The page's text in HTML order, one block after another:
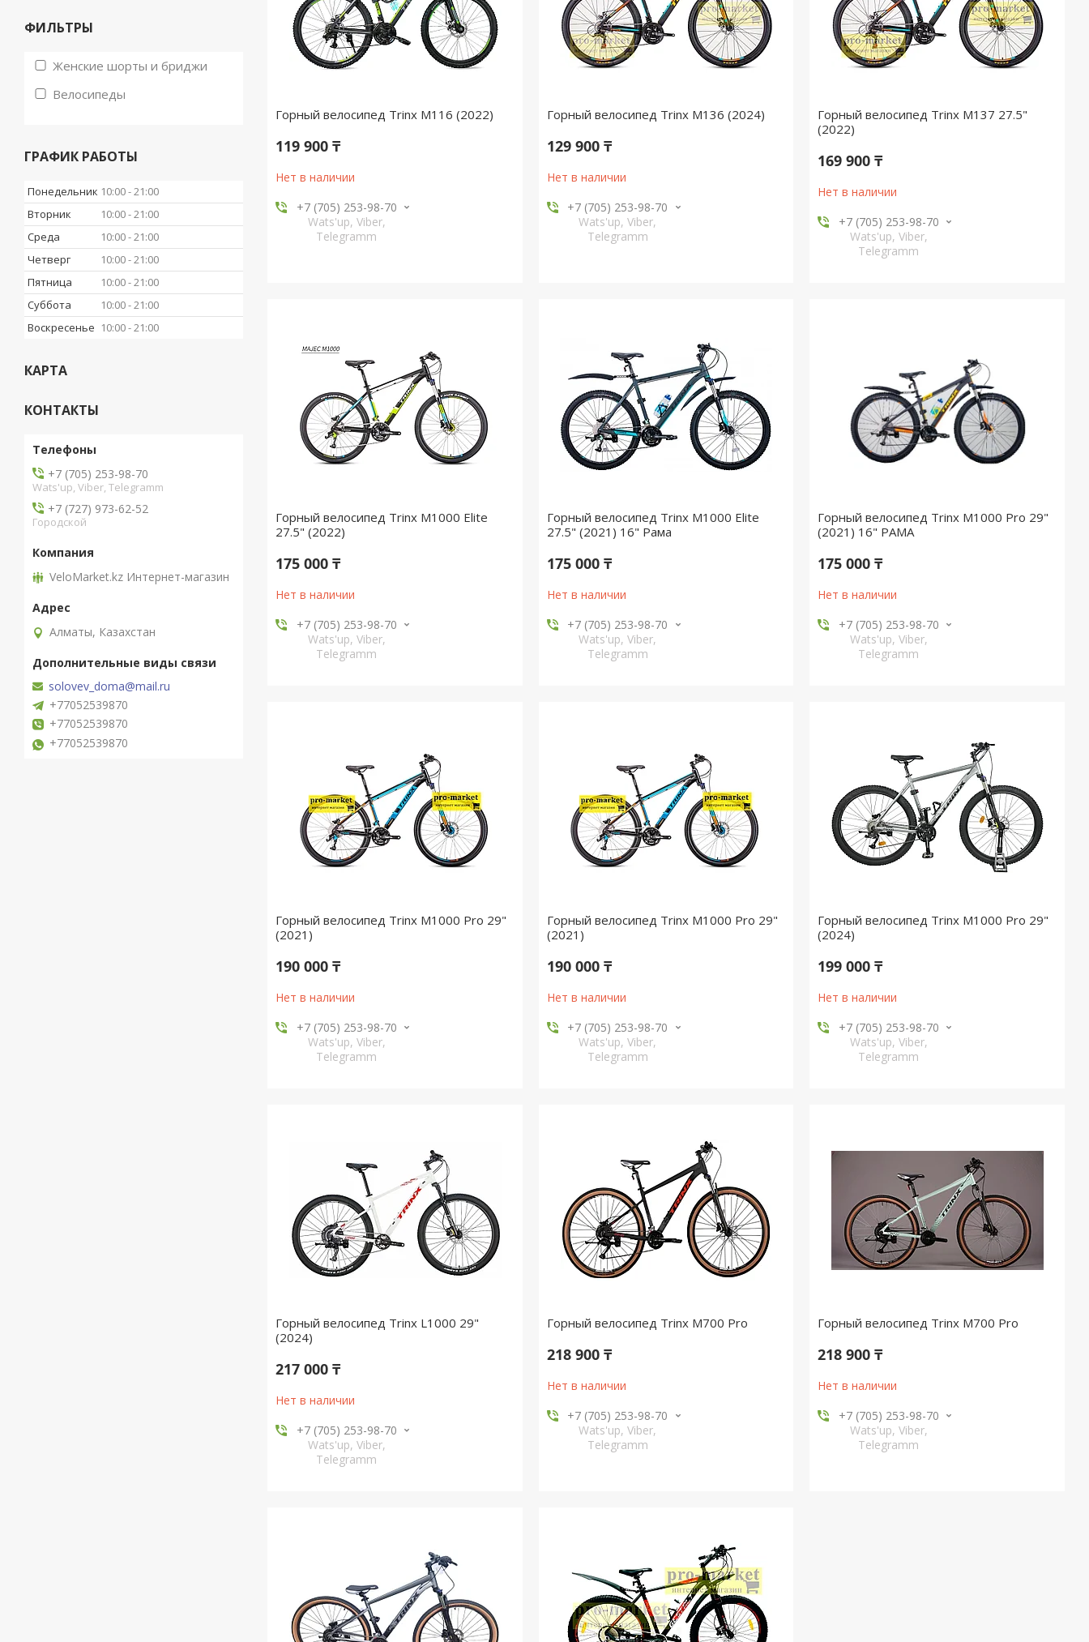
Горный велосипед Trinx M116 (2022)
119 900 ₸
Нет в наличии
+7 (705) 253-98-70
Wats'up, Viber,
Telegramm
Горный велосипед Trinx M136 (2024)
129 900 ₸
Нет в наличии
+7 (705) 253-98-70
Wats'up, Viber,
Telegramm
Горный велосипед Trinx M137 27.5"
(2022)
169 900 ₸
Нет в наличии
+7 (705) 253-98-70
Wats'up, Viber,
Telegramm
Горный велосипед Trinx M1000 Elite
27.5" (2022)
175 000 ₸
Нет в наличии
+7 (705) 253-98-70
Wats'up, Viber,
Telegramm
Горный велосипед Trinx M1000 Elite
27.5" (2021) 16" Рама
175 000 ₸
Нет в наличии
+7 (705) 253-98-70
Wats'up, Viber,
Telegramm
Горный велосипед Trinx M1000 Pro 29"
(2021) 16" РАМА
175 000 ₸
Нет в наличии
+7 (705) 253-98-70
Wats'up, Viber,
Telegramm
Горный велосипед Trinx M1000 Pro 29"
(2021)
190 000 ₸
Нет в наличии
+7 (705) 253-98-70
Wats'up, Viber,
Telegramm
Горный велосипед Trinx M1000 Pro 29"
(2021)
190 000 ₸
Нет в наличии
+7 (705) 253-98-70
Wats'up, Viber,
Telegramm
Горный велосипед Trinx M1000 Pro 29"
(2024)
199 000 ₸
Нет в наличии
+7 (705) 253-98-70
Wats'up, Viber,
Telegramm
Горный велосипед Trinx L1000 29"
(2024)
217 000 ₸
Нет в наличии
+7 (705) 253-98-70
Wats'up, Viber,
Telegramm
Горный велосипед Trinx M700 Pro
218 900 ₸
Нет в наличии
+7 (705) 253-98-70
Wats'up, Viber,
Telegramm
Горный велосипед Trinx M700 Pro
218 900 ₸
Нет в наличии
+7 (705) 253-98-70
Wats'up, Viber,
Telegramm
ФИЛЬТРЫ
Женские шорты и бриджи
Велосипеды
ГРАФИК РАБОТЫ
Понедельник 10:00 21:00
Вторник
10:00 21:00
Среда
10:00 21:00
Четверг
10:00 21:00
Пятница
10:00 21:00
Суббота
10:00 21:00
Воскресенье 10:00 21:00
КАРТА
КОНТАКТЫ
+7 (705) 253-98-70
Wats'up, Viber, Telegramm
+7 (727) 973-62-52
Городской
VeloMarket.kz Интернет-магазин
Алматы, Казахстан
solovev_doma@mail.ru
+77052539870
+77052539870
+77052539870